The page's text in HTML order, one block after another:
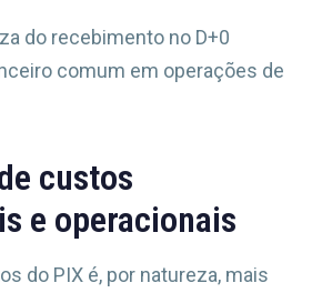
do recebimento no D+0
comum em operações de
custos
e operacionais
do PIX é, por natureza, mais